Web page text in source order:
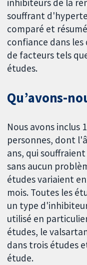
inhibiteurs de la
souffrant
comparé et
confiance dans
de facteurs tels
études.
Qu’avons-
Nous avons inclus
personnes, dont
ans, qui
sans aucun
études variaient
mois. Toutes les
un type d'inhibiteur
utilisé en
études, le
dans trois études
étude.